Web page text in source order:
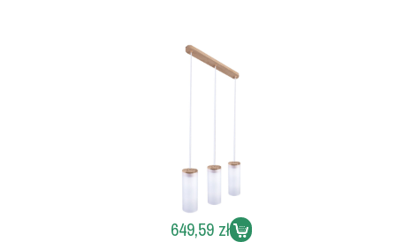
649,59 zł